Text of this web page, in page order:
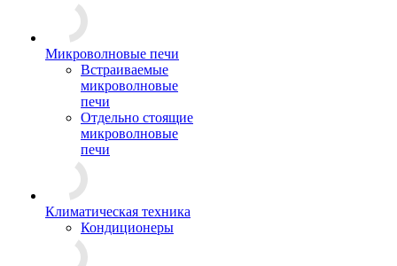
Микроволновые печи
Встраиваемые
микроволновые
печи
Отдельно стоящие
микроволновые
печи
Климатическая техника
Кондиционеры